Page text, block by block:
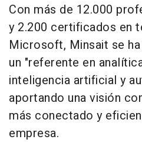
Con más de 12.000
y 2.200 certificados en
Microsoft, Minsait se
un "referente en
inteligencia artificial y
aportando una visión
más conectado y
empresa.